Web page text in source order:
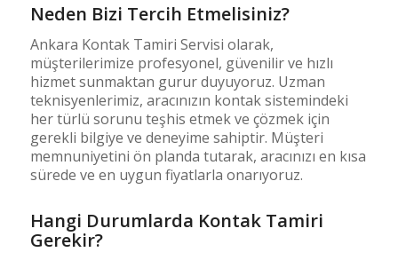
Neden Bizi Tercih Etmelisiniz?
Ankara Kontak Tamiri Servisi olarak,
müşterilerimize profesyonel, güvenilir ve hızlı
hizmet sunmaktan gurur duyuyoruz. Uzman
teknisyenlerimiz, aracınızın kontak sistemindeki
her türlü sorunu teşhis etmek ve çözmek için
gerekli bilgiye ve deneyime sahiptir. Müşteri
memnuniyetini ön planda tutarak, aracınızı en kısa
sürede ve en uygun fiyatlarla onarıyoruz.
Hangi Durumlarda Kontak Tamiri
Gerekir?